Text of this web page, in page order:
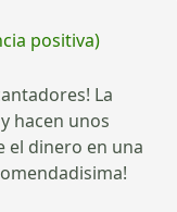
positiva)
La
hacen unos
el dinero en una